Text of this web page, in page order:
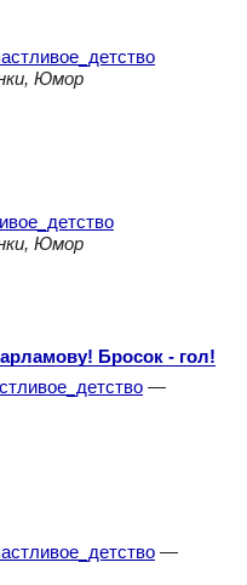
Юмор
Юмор
Бросок - гол!
—
—